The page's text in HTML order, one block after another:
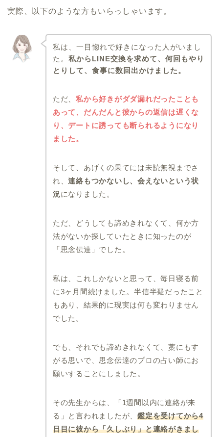
実際、以下のような方もいらっしゃいます。
私は、一目惚れで好きになった人がいまし
た。 私からLINE交換を求めて、何回もやり
とりして、食事に数回出かけました。
ただ、私から好きがダダ漏れだったことも
あって、だんだんと彼からの返信は遅くな
り、デートに誘っても断られるようになり
ました。
そして、あげくの果てには未読無視までさ
れ、連絡もつかないし、会えないという状
況になりました。
ただ、どうしても諦めきれなくて、何か方
法がないか探していたときに知ったのが
「思念伝達」でした。
私は、これしかないと思って、毎日寝る前
に3ヶ月間続けました。半信半疑だったこと
もあり、結果的に現実は何も変わりません
でした。
でも、それでも諦めきれなくて、藁にもす
がる思いで、思念伝達のプロの占い師にお
願いすることにしました。
その先生からは、「1週間以内に連絡が来
る」と言われましたが、鑑定を受けてから4
日目に彼から「久しぶり」と連絡がきまし